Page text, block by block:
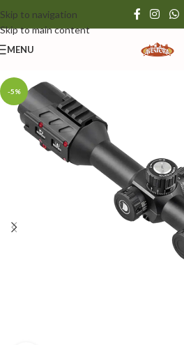
Skip to navigation
Skip to main content
MENU
-5%